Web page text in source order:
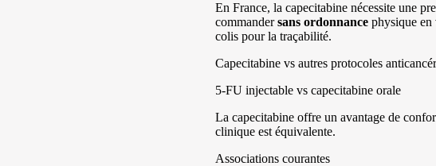
En France, la capecitabine nécessite une
commandersans ordonnancephysique en
colis pour la traçabilité.
Capecitabine vs autres protocoles
5-FU injectable vs capecitabine orale
La capecitabine offre un avantage de
clinique est équivalente.
Associations courantes